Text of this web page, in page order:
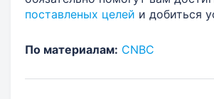
поставленых целей и добиться
По материалам: CNBC